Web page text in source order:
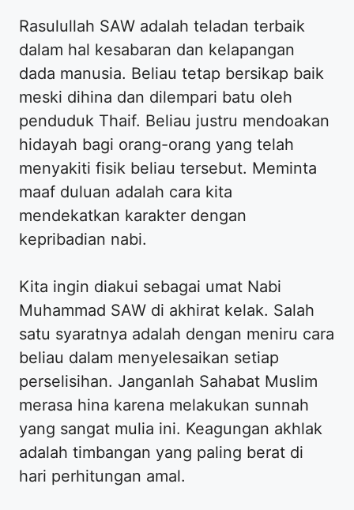
Rasulullah SAW adalah teladan terbaik
dalam hal kesabaran dan kelapangan
dada manusia. Beliau tetap bersikap baik
meski dihina dan dilempari batu oleh
penduduk Thaif. Beliau justru mendoakan
hidayah bagi orang-orang yang telah
menyakiti fisik beliau tersebut. Meminta
maaf duluan adalah cara kita
mendekatkan karakter dengan
kepribadian nabi.
Kita ingin diakui sebagai umat Nabi
Muhammad SAW di akhirat kelak. Salah
satu syaratnya adalah dengan meniru cara
beliau dalam menyelesaikan setiap
perselisihan. Janganlah Sahabat Muslim
merasa hina karena melakukan sunnah
yang sangat mulia ini. Keagungan akhlak
adalah timbangan yang paling berat di
hari perhitungan amal.